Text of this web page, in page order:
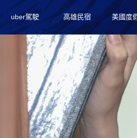
uber駕駛 高雄民宿 美國度